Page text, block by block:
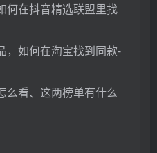
何在抖音精选联盟里找
，如何在淘宝找到同款-
么看、这两榜单有什么